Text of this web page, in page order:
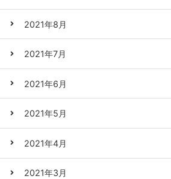
2021年8月
2021年7月
2021年6月
2021年5月
2021年4月
2021年3月